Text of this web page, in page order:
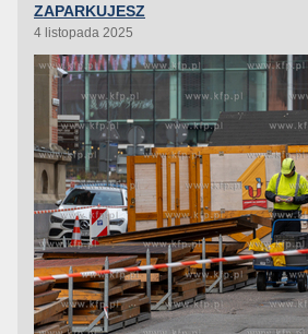
ZAPARKUJESZ
4 listopada 2025